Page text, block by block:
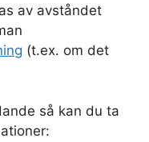
av avståndet
(t.ex. om det
så kan du ta